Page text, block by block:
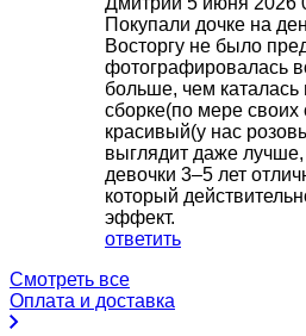
Покупали дочке на
Восторгу не было
фотографировалась
больше, чем каталась
сборке(по мере своих
красивый(у нас
выглядит даже
девочки 3–5 лет
который
эффект.
ответить
Смотреть все
Оплата и доставка